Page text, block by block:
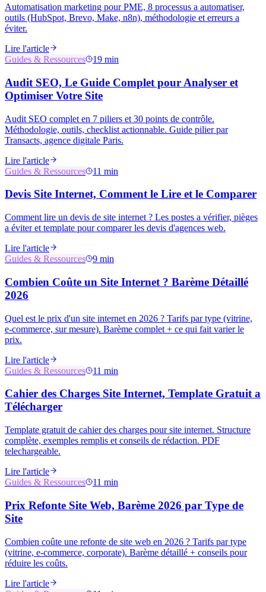
Automatisation marketing pour PME, 8 processus a automatiser,
outils (HubSpot, Brevo, Make, n8n), méthodologie et erreurs a
éviter.
Lire l'article
Guides & Ressources
19 min
Audit SEO, Le Guide Complet pour Analyser et
Optimiser Votre Site
Audit SEO complet en 7 piliers et 30 points de contrôle.
Méthodologie, outils, checklist actionnable. Guide pilier par
Transacts, agence digitale Paris.
Lire l'article
Guides & Ressources
11 min
Devis Site Internet, Comment le Lire et le Comparer
Comment lire un devis de site internet ? Les postes a vérifier, pièges
a éviter et template pour comparer les devis d'agences web.
Lire l'article
Guides & Ressources
9 min
Combien Coûte un Site Internet ? Barème Détaillé
2026
Quel est le prix d'un site internet en 2026 ? Tarifs par type (vitrine,
e-commerce, sur mesure). Barème complet + ce qui fait varier le
prix.
Lire l'article
Guides & Ressources
11 min
Cahier des Charges Site Internet, Template Gratuit a
Télécharger
Template gratuit de cahier des charges pour site internet. Structure
complète, exemples remplis et conseils de rédaction. PDF
telechargeable.
Lire l'article
Guides & Ressources
11 min
Prix Refonte Site Web, Barème 2026 par Type de
Site
Combien coûte une refonte de site web en 2026 ? Tarifs par type
(vitrine, e-commerce, corporate). Barème détaillé + conseils pour
réduire les coûts.
Lire l'article